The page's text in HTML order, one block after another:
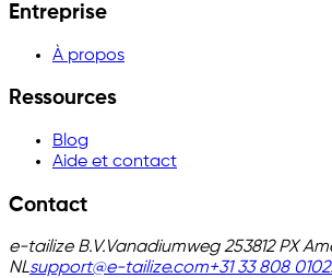
Entreprise
À propos
Ressources
Blog
Aide et contact
Contact
e-tailize B.V.Vanadiumweg 253812 PX
NLsupport@e-tailize.com+31 33 808 0102